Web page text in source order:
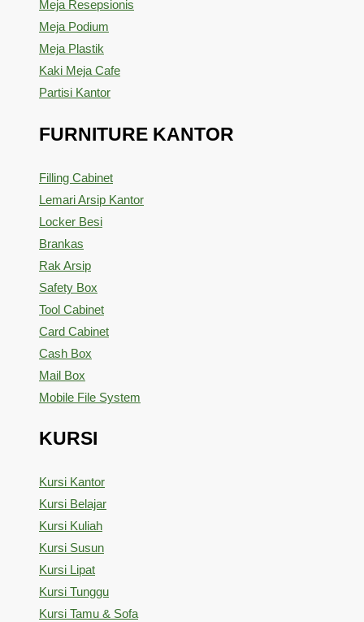
Meja Resepsionis
Meja Podium
Meja Plastik
Kaki Meja Cafe
Partisi Kantor
FURNITURE KANTOR
Filling Cabinet
Lemari Arsip Kantor
Locker Besi
Brankas
Rak Arsip
Safety Box
Tool Cabinet
Card Cabinet
Cash Box
Mail Box
Mobile File System
KURSI
Kursi Kantor
Kursi Belajar
Kursi Kuliah
Kursi Susun
Kursi Lipat
Kursi Tunggu
Kursi Tamu & Sofa